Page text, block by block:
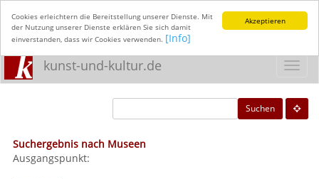
Akzeptieren
Cookies erleichtern die Bereitstellung unserer Dienste. Mit
der Nutzung unserer Dienste erklären Sie sich damit
einverstanden, dass wir Cookies verwenden. [Info]
kunst-und-kultur.de
Suchen
Suchergebnis nach Museen
Ausgangspunkt: